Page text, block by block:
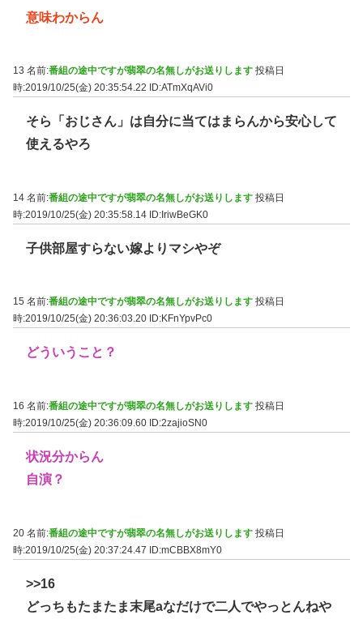
意味わからん
13 名前:番組の途中ですが翡翠の名無しがお送りします 投稿日
時:2019/10/25(金) 20:35:54.22
ID:ATmXqAVi0
そら「おじさん」は自分に当てはまらんから安心して
使えるやろ
14 名前:番組の途中ですが翡翠の名無しがお送りします 投稿日
時:2019/10/25(金) 20:35:58.14 ID:IriwBeGK0
子供部屋すらない嫁よりマシやぞ
15 名前:番組の途中ですが翡翠の名無しがお送りします 投稿日
時:2019/10/25(金) 20:36:03.20 ID:KFnYpvPc0
どういうこと？
16 名前:番組の途中ですが翡翠の名無しがお送りします 投稿日
時:2019/10/25(金) 20:36:09.60 ID:2zajioSN0
状況分からん
自演？
20 名前:番組の途中ですが翡翠の名無しがお送りします 投稿日
時:2019/10/25(金) 20:37:24.47 ID:mCBBX8mY0
>>16
どっちもたまたま末尾aなだけで二人でやっとんねや